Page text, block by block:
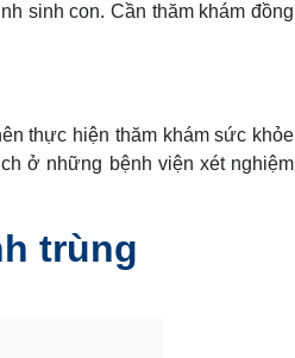
sinh con. Cần thăm khám đồng
thực hiện thăm khám sức khỏe
ở những bệnh viện xét nghiệm
trùng